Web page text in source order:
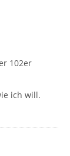
102er
ich will.